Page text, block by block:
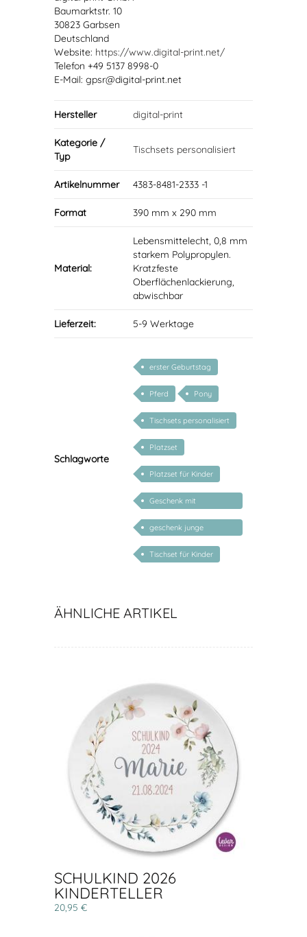
Baumarktstr. 10
30823 Garbsen
Deutschland
Website: https://www.digital-print.net/
Telefon +49 5137 8998-0
E-Mail: gpsr@digital-print.net
Hersteller digital-print
Kategorie /
Typ
Tischsets personalisiert
Artikelnummer 4383-8481-2333 -1
Format 390 mm x 290 mm
Material:
Lebensmittelecht, 0,8 mm
starkem Polypropylen.
Kratzfeste
Oberflächenlackierung,
abwischbar
Lieferzeit: 5-9 Werktage
Schlagworte
erster Geburtstag
Pferd Pony
Tischsets personalisiert
Platzset
Platzset für Kinder
Geschenk mit
persönlichem Namen
geschenk junge
mädchen
Tischset für Kinder
ÄHNLICHE ARTIKEL
SCHULKIND 2026
KINDERTELLER
20,95 €